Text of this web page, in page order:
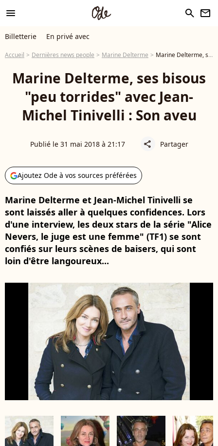
menu search newsletter
Billetterie En privé avec
Accueil Dernières news people Marine Delterme Marine Delterme, ses bisous "peu torrides" avec Jean-Michel Tinivelli : Son aveu
Marine Delterme, ses bisous
"peu torrides" avec Jean-
Michel Tinivelli : Son aveu
Publié le 31 mai 2018 à 21:17 share Partager
Ajoutez Ode à vos sources préférées
Marine Delterme et Jean-Michel Tinivelli se
sont laissés aller à quelques confidences. Lors
d'une interview, les deux stars de la série "Alice
Nevers, le juge est une femme" (TF1) se sont
confiés sur leurs scènes de baisers, qui sont
loin d'être langoureux...